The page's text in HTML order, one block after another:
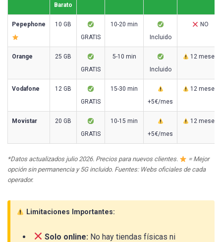
Barato
Pepephone
10 GB
GRATIS
10-20 min
Incluido
NO
Orange
25 GB
GRATIS
5-10 min
Incluido
12 meses
Vodafone
12 GB
GRATIS
15-30 min
+5€/mes
12 meses
Movistar
20 GB
GRATIS
10-15 min
+5€/mes
12 meses
*Datos actualizados julio 2026. Precios para nuevos clientes.
= Mejor
opción sin permanencia y 5G incluido. Fuentes: Webs oficiales de cada
operador.
Limitaciones Importantes:
Solo online: No hay tiendas físicas ni